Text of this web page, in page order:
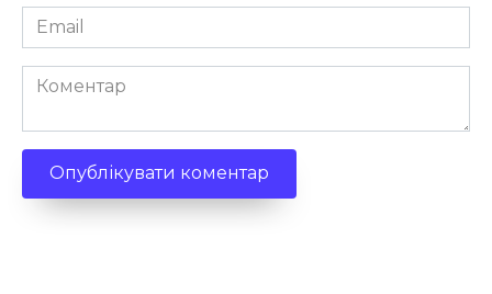
Email
*
Коментар